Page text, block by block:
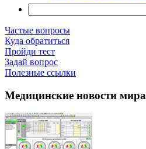
Частые вопросы
Куда обратиться
Пройди тест
Задай вопрос
Полезные ссылки
Медицинские новости мира